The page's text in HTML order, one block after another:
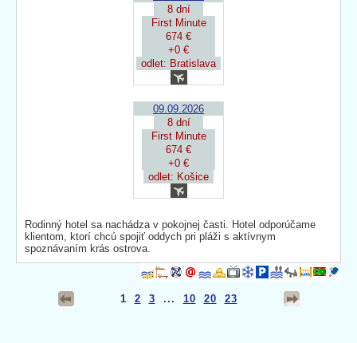
8 dní
First Minute
674 €
+0 €
odlet: Bratislava
09.09.2026
8 dní
First Minute
674 €
+0 €
odlet: Košice
Rodinný hotel sa nachádza v pokojnej časti. Hotel odporúčame
klientom, ktorí chcú spojiť oddych pri pláži s aktívnym
spoznávaním krás ostrova.
1 2 3 ... 10 20 23